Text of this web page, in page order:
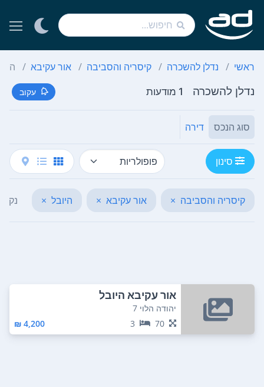
ראשי נדלן להשכרה קיסריה והסביבה אור עקיבא
נדלן להשכרה 1 מודעות עקוב
סוג הנכס דירה
סינון
קיסריה והסביבה × אור עקיבא × היובל × נקה
אור עקיבא היובל
יהודה הלוי 7
70
3
4,200 ₪